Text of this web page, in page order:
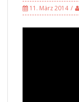
11. März 2014